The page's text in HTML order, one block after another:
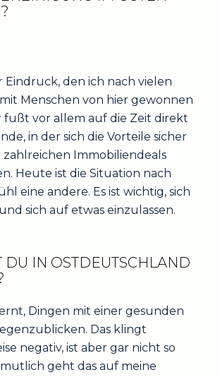
Eindruck, den ich nach vielen
Menschen von hier gewonnen
fußt vor allem auf die Zeit direkt
in der sich die Vorteile sicher
Immobiliendeals
Heute ist die Situation nach
eine andere. Es ist wichtig, sich
sich auf etwas einzulassen.
DU IN OSTDEUTSCHLAND
Dingen mit einer gesunden
Das klingt
negativ, ist aber gar nicht so
geht das auf meine